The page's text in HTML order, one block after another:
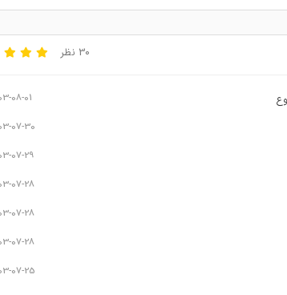
30 نظر
08-01
07-30
07-29
07-28
07-28
07-28
07-25